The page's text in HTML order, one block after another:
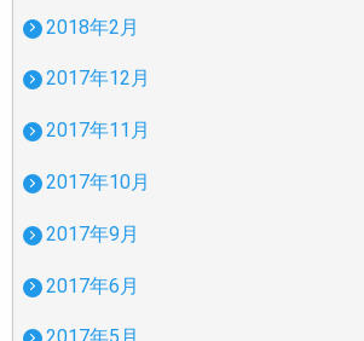
2018年2月
2017年12月
2017年11月
2017年10月
2017年9月
2017年6月